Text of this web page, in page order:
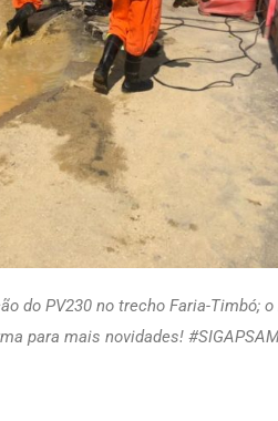
do PV230 no trecho Faria-Timbó;
para mais novidades!